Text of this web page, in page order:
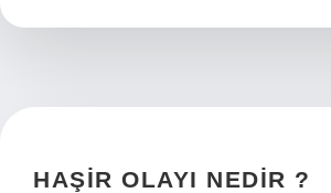
HAŞIR OLAYI NEDIR ?